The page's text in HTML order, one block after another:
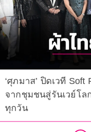
‘ศุภมาส’ ปิดเวที
จากชุมชนสู่รันเวย์โ
ทุกวัน